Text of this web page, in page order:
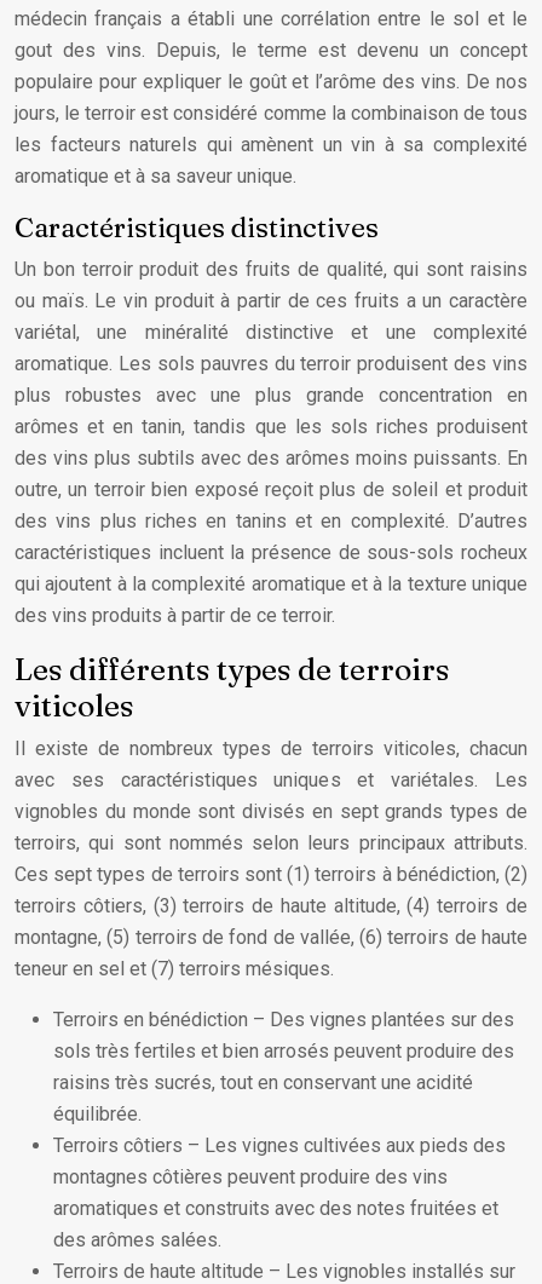
médecin français a établi une corrélation entre le sol et le
gout des vins. Depuis, le terme est devenu un concept
populaire pour expliquer le goût et l’arôme des vins. De nos
jours, le terroir est considéré comme la combinaison de tous
les facteurs naturels qui amènent un vin à sa complexité
aromatique et à sa saveur unique.
Caractéristiques distinctives
Un bon terroir produit des fruits de qualité, qui sont raisins
ou maïs. Le vin produit à partir de ces fruits a un caractère
variétal, une minéralité distinctive et une complexité
aromatique. Les sols pauvres du terroir produisent des vins
plus robustes avec une plus grande concentration en
arômes et en tanin, tandis que les sols riches produisent
des vins plus subtils avec des arômes moins puissants. En
outre, un terroir bien exposé reçoit plus de soleil et produit
des vins plus riches en tanins et en complexité. D’autres
caractéristiques incluent la présence de sous-sols rocheux
qui ajoutent à la complexité aromatique et à la texture unique
des vins produits à partir de ce terroir.
Les différents types de terroirs
viticoles
Il existe de nombreux types de terroirs viticoles, chacun
avec ses caractéristiques uniques et variétales. Les
vignobles du monde sont divisés en sept grands types de
terroirs, qui sont nommés selon leurs principaux attributs.
Ces sept types de terroirs sont (1) terroirs à bénédiction, (2)
terroirs côtiers, (3) terroirs de haute altitude, (4) terroirs de
montagne, (5) terroirs de fond de vallée, (6) terroirs de haute
teneur en sel et (7) terroirs mésiques.
Terroirs en bénédiction – Des vignes plantées sur des
sols très fertiles et bien arrosés peuvent produire des
raisins très sucrés, tout en conservant une acidité
équilibrée.
Terroirs côtiers – Les vignes cultivées aux pieds des
montagnes côtières peuvent produire des vins
aromatiques et construits avec des notes fruitées et
des arômes salées.
Terroirs de haute altitude – Les vignobles installés sur